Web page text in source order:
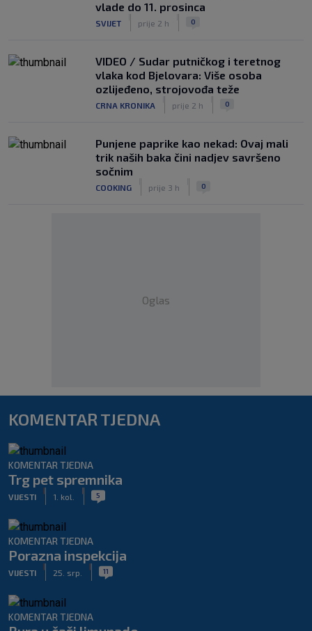
vlade do 11. prosinca
SVIJET prije 2 h 0
VIDEO / Sudar putničkog i teretnog
vlaka kod Bjelovara: Više osoba
ozlijeđeno, strojovođa teže
CRNA KRONIKA prije 2 h 0
Punjene paprike kao nekad: Ovaj mali
trik naših baka čini nadjev savršeno
sočnim
COOKING prije 3 h 0
Oglas
KOMENTAR TJEDNA
KOMENTAR TJEDNA
Trg pet spremnika
VIJESTI 1. kol. 5
KOMENTAR TJEDNA
Porazna inspekcija
VIJESTI 25. srp. 11
KOMENTAR TJEDNA